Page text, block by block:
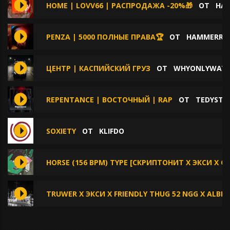
HOME | LOVV66 | РАСПРОДАЖА -20%🎁 ОТ
PENZA | 5000 ПОЛНЫЕ ПРАВА🏆ОТ
ЦЕНТР | КАСПИЙСКИЙ ГРУЗ ОТ WHYONLYWAY
REPENTANCE | ВОСТОЧНЫЙ | RAP ОТ
SOXIETYОТ KLIFDO
HORSE (156 BPM) TYPE [СКРИПТОНИТ X ЭКСИ X
TRUWER X ЭКСИ X FRIENDLY THUG 52 NGG X